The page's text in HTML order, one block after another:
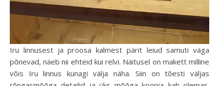
Iru linnusest ja proosa kalmest pärit leiud samuti väga
põnevad, näeb nii ehteid kui relvi. Näitusel on makett milline
võis Iru linnus kunagi välja näha. Siin on tõesti väljas